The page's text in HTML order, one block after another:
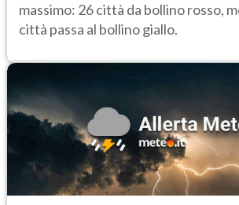
massimo: 26 città da bollino rosso,
città passa al bollino giallo.